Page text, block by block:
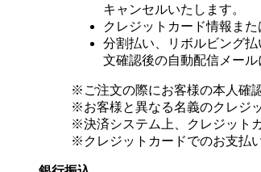
キャンセルいたします。
クレジットカード情報ま
分割払い、リボルビング
文確認後の自動配信メール
※ご注文の際にお客様の本人確
※お客様と異なる名義のクレジ
※決済システム上、クレジット
※クレジットカードでのお支払